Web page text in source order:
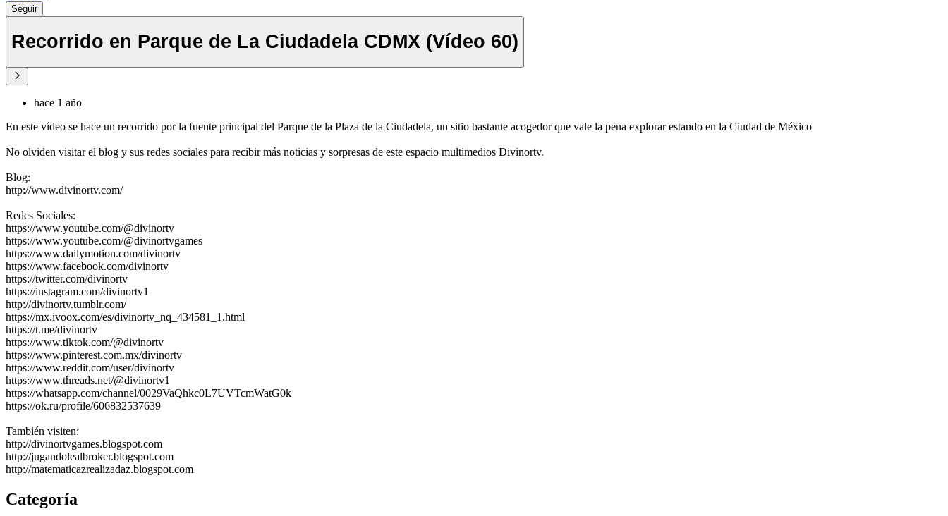
Seguir
Recorrido en Parque de La Ciudadela CDMX (Vídeo 60)
hace 1 año
En este vídeo se hace un recorrido por la fuente principal del Parque de la Plaza de la Ciudadela, un sitio bastante acogedor que vale la pena explorar estando en la Ciudad de México
No olviden visitar el blog y sus redes sociales para recibir más noticias y sorpresas de este espacio multimedios Divinortv.
Blog:
http://www.divinortv.com/
Redes Sociales:
https://www.youtube.com/@divinortv
https://www.youtube.com/@divinortvgames
https://www.dailymotion.com/divinortv
https://www.facebook.com/divinortv
https://twitter.com/divinortv
https://instagram.com/divinortv1
http://divinortv.tumblr.com/
https://mx.ivoox.com/es/divinortv_nq_434581_1.html
https://t.me/divinortv
https://www.tiktok.com/@divinortv
https://www.pinterest.com.mx/divinortv
https://www.reddit.com/user/divinortv
https://www.threads.net/@divinortv1
https://whatsapp.com/channel/0029VaQhkc0L7UVTcmWatG0k
https://ok.ru/profile/606832537639
También visiten:
http://divinortvgames.blogspot.com
http://jugandolealbroker.blogspot.com
http://matematicazrealizadaz.blogspot.com
Categoría